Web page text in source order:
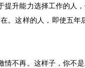
升能力选择工作的人
。这样的人，即使五
不再。这样子，你不是